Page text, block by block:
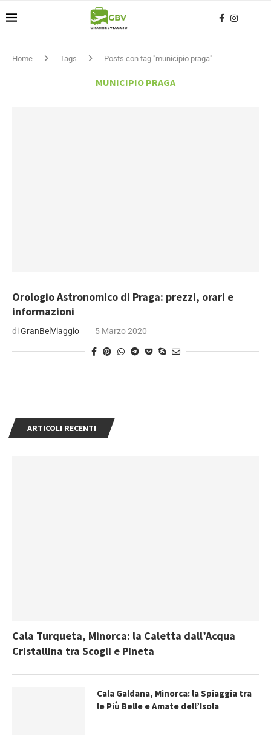
Home Tags Posts con tag "municipio praga"
MUNICIPIO PRAGA
Orologio Astronomico di Praga: prezzi, orari e
informazioni
diGranBelViaggio 5 Marzo 2020
ARTICOLI RECENTI
Cala Turqueta, Minorca: la Caletta dall’Acqua
Cristallina tra Scogli e Pineta
Cala Galdana, Minorca: la Spiaggia tra
le Più Belle e Amate dell’Isola